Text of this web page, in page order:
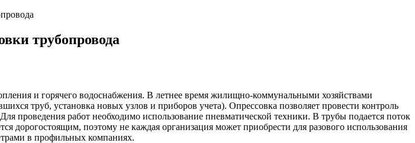
трубопровода
и горячего водоснабжения. В летнее время жилищно-коммунальными хозяйствами
труб, установка новых узлов и приборов учета). Опрессовка позволяет провести контроль
проведения работ необходимо использование пневматической техники. В трубы подается поток
дорогостоящим, поэтому не каждая организация может приобрести для разового использования
в профильных компаниях.